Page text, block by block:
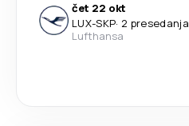
čet 22 okt
LUX-SKP· 2 presedanja
Lufthansa